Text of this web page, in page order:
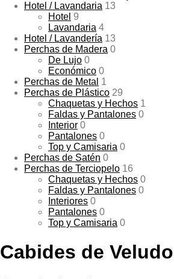
Hotel / Lavandaria 13
Hotel 9
Lavandaria 4
Hotel / Lavandería 13
Perchas de Madera 0
De Lujo 0
Económico 0
Perchas de Metal 1
Perchas de Plástico 29
Chaquetas y Hechos 1
Faldas y Pantalones 0
Interior 0
Pantalones 0
Top y Camisaria 0
Perchas de Satén 0
Perchas de Terciopelo 16
Chaquetas y Hechos 0
Faldas y Pantalones 0
Interiores 0
Pantalones 0
Top y Camisaria 0
Cabides de Veludo